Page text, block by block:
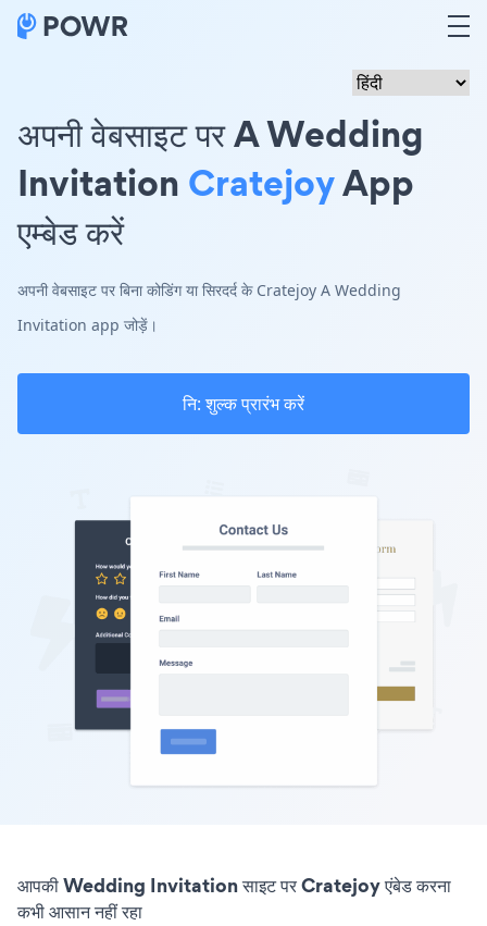
अपनी वेबसाइट पर A Wedding
Invitation CratejoyApp
एम्बेड करें
अपनी वेबसाइट पर बिना कोडिंग या सिरदर्द के Cratejoy A Wedding
Invitation app जोड़ें।
नि: शुल्क प्रारंभ करें
आपकी Wedding Invitation साइट पर Cratejoy एंबेड करना
कभी आसान नहीं रहा